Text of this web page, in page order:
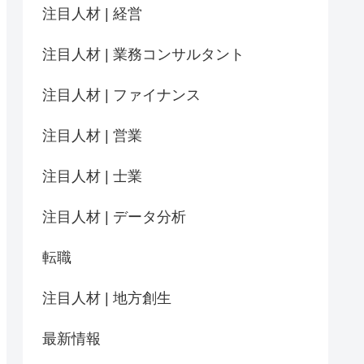
注目人材 | 経営
注目人材 | 業務コンサルタント
注目人材 | ファイナンス
注目人材 | 営業
注目人材 | 士業
注目人材 | データ分析
転職
注目人材 | 地方創生
最新情報